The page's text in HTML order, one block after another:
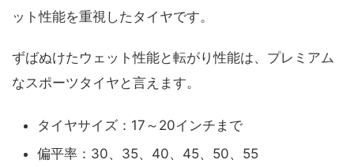
ット性能を重視したタイヤです。
ずばぬけたウェット性能と転がり性能は、プレミアム
なスポーツタイヤと言えます。
タイヤサイズ：17～20インチまで
偏平率：30、35、40、45、50、55